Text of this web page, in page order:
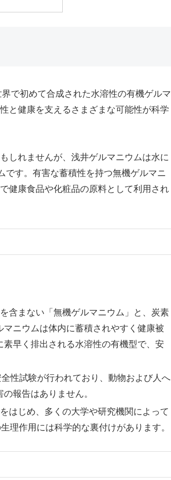
で初めて合成された水溶性の有機ゲルマ
と健康を支えるさまざまな可能性が科学
しれませんが、浅井ゲルマニウムは水に
です。有害な蓄積性を持つ無機ゲルマニ
健康食品や化粧品の原料として利用され
含まない「無機ゲルマニウム」と、炭素
ニウムは体内に蓄積されやすく健康被
早く排出される水溶性の有機型で、安
性試験が行われており、動物および人へ
報告はありません。
はじめ、多くの大学や研究機関によって
理作用には科学的な裏付けがあります。